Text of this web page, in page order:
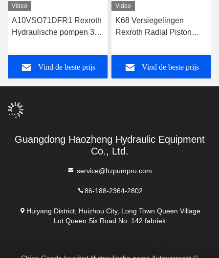
Video
A10VSO71DFR1 Rexroth
Hydraulische pompen 31
Vind de beste prijs
Video
K68 Versiegelingen
Rexroth Radial Piston
A10VSO71DFR1/31R-
VPA42K01Vind de beste prijs
Guangdong Haozheng Hydraulic Equipment
Co., Ltd.
service@hzpumpru.com
86-188-2364-2802
Huiyang District, Huizhou City, Long Town Queen Village
Lot Queen Six Road No. 142 fabriek